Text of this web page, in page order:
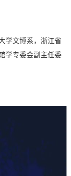
文博系，浙江省
学专委会副主任委